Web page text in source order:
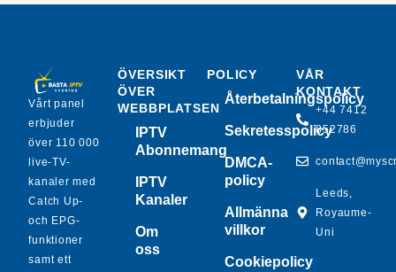
Vårt panel
erbjuder
över 110 000
live-TV-
kanaler med
Catch Up-
och EPG-
funktioner
samt ett
ÖVERSIKT
ÖVER
WEBBPLATSEN
IPTV
Abonnemang
IPTV
Kanaler
Om
oss
POLICY
Återbetalningspolicy
Sekretesspolicy
DMCA-
policy
Allmänna
villkor
Cookiepolicy
VÅR
KONTAKT
+44 7412
852786
Leeds,
Royaume-
Uni